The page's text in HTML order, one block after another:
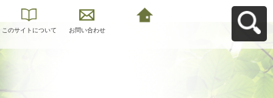
このサイトについて お問い合わせ